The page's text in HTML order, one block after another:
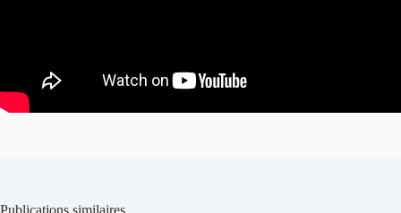
Publications similaires